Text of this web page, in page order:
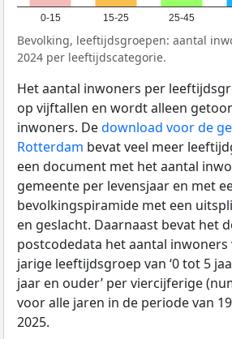
0-15 15-25 25-45
Bevolking, leeftijdsgroepen: aantal
2024 per leeftijdscategorie.
Het aantal inwoners per
op vijftallen en wordt alleen
inwoners. Dedownload voor de
Rotterdam bevat veel meer
een document met het aantal
gemeente per levensjaar en met
bevolkingspiramide met een
en geslacht. Daarnaast bevat het
postcodedata het aantal inwoners
jarige leeftijdsgroep van ‘0 tot 5
jaar en ouder’ per viercijferige
voor alle jaren in de periode van
2025.